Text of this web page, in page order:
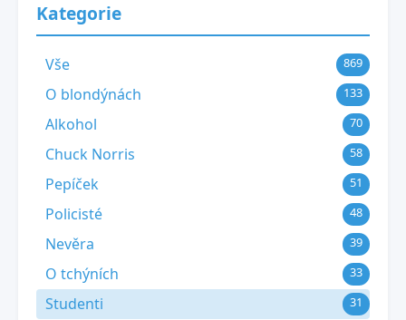
Kategorie
Vše 869
O blondýnách 133
Alkohol 70
Chuck Norris 58
Pepíček 51
Policisté 48
Nevěra 39
O tchýních 33
Studenti 31